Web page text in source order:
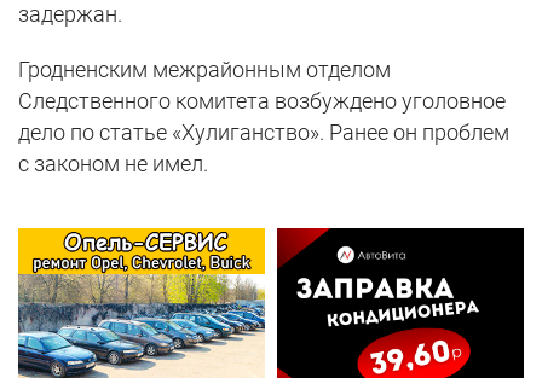
задержан.
Гродненским межрайонным отделом
Следственного комитета возбуждено уголовное
дело по статье «Хулиганство». Ранее он проблем
с законом не имел.